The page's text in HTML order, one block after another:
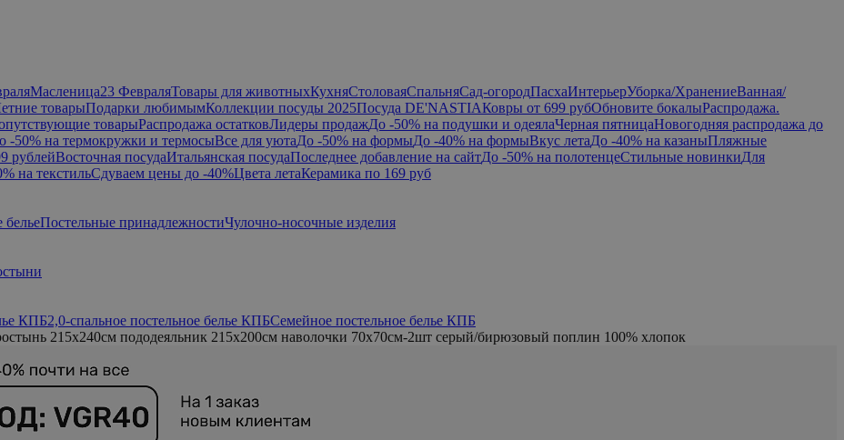
Масленица23 ФевраляТовары для животныхКухняСтоловаяСпальняСад-огородПасхаИнтерьерУборка/ХранениеВанная/
товарыПодарки любимымКоллекции посуды 2025Посуда DE'NASTIAКовры от 699 рубОбновите бокалыРаспродажа.
товарыРаспродажа остатковЛидеры продажДо -50% на подушки и одеялаЧерная пятницаНовогодняя распродажа до
-50% на термокружки и термосыВсе для уютаДо -50% на формыДо -40% на формыВкус летаДо -40% на казаныПляжные
рублейВосточная посудаИтальянская посудаПоследнее добавление на сайтДо -50% на полотенцеСтильные новинкиДля
на текстильСдуваем цены до -40%Цвета летаКерамика по 169 руб
бельеПостельные принадлежностиЧулочно-носочные изделия
КПБ2,0-спальное постельное белье КПБСемейное постельное белье КПБ
215х240см пододеяльник 215х200см наволочки 70х70см-2шт серый/бирюзовый поплин 100% хлопок